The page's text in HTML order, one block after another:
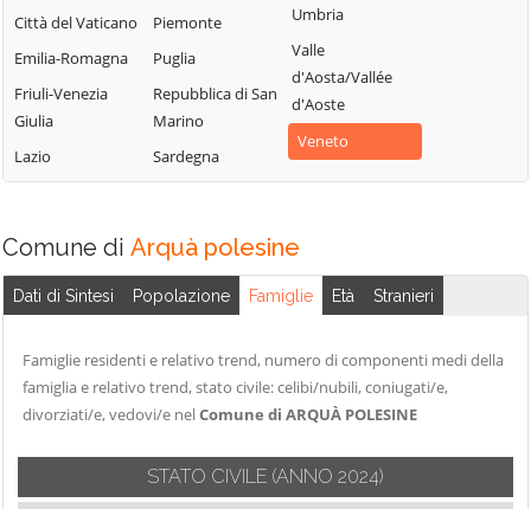
Città del Vaticano
Emilia-Romagna
Friuli-Venezia
Giulia
Lazio
Piemonte
Puglia
Repubblica di San
Marino
Sardegna
Umbria
Valle
d'Aosta/Vallée
d'Aoste
Veneto
Comune di Arquà polesine
Dati di Sintesi Popolazione Famiglie Età Stranieri
Famiglie residenti e relativo trend, numero di componenti medi della
famiglia e relativo trend, stato civile: celibi/nubili, coniugati/e,
divorziati/e, vedovi/e nelComune di ARQUÀ POLESINE
STATO CIVILE (ANNO 2024)